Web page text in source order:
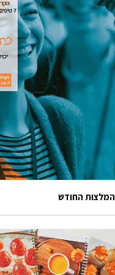
המלצות החודש